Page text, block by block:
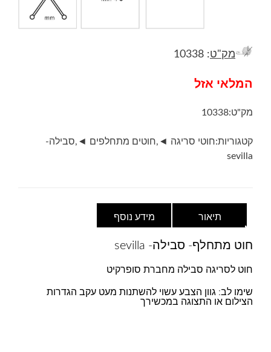
מק"ט: 10338
המלאי אזל
מק"ט:10338
קטגוריות:חוטי סריגה ◄ ,חוטים מתחלפים ◄ ,סבילה-
sevilla
תיאור מידע נוסף
חוט מתחלף- סבילה- sevilla
חוט לסריגה סבילה מחברת סופרקיט
שימו לב: גוון הצבע עשוי להשתנות מעט עקב הגדרות
הצילום או התצוגה במכשירך